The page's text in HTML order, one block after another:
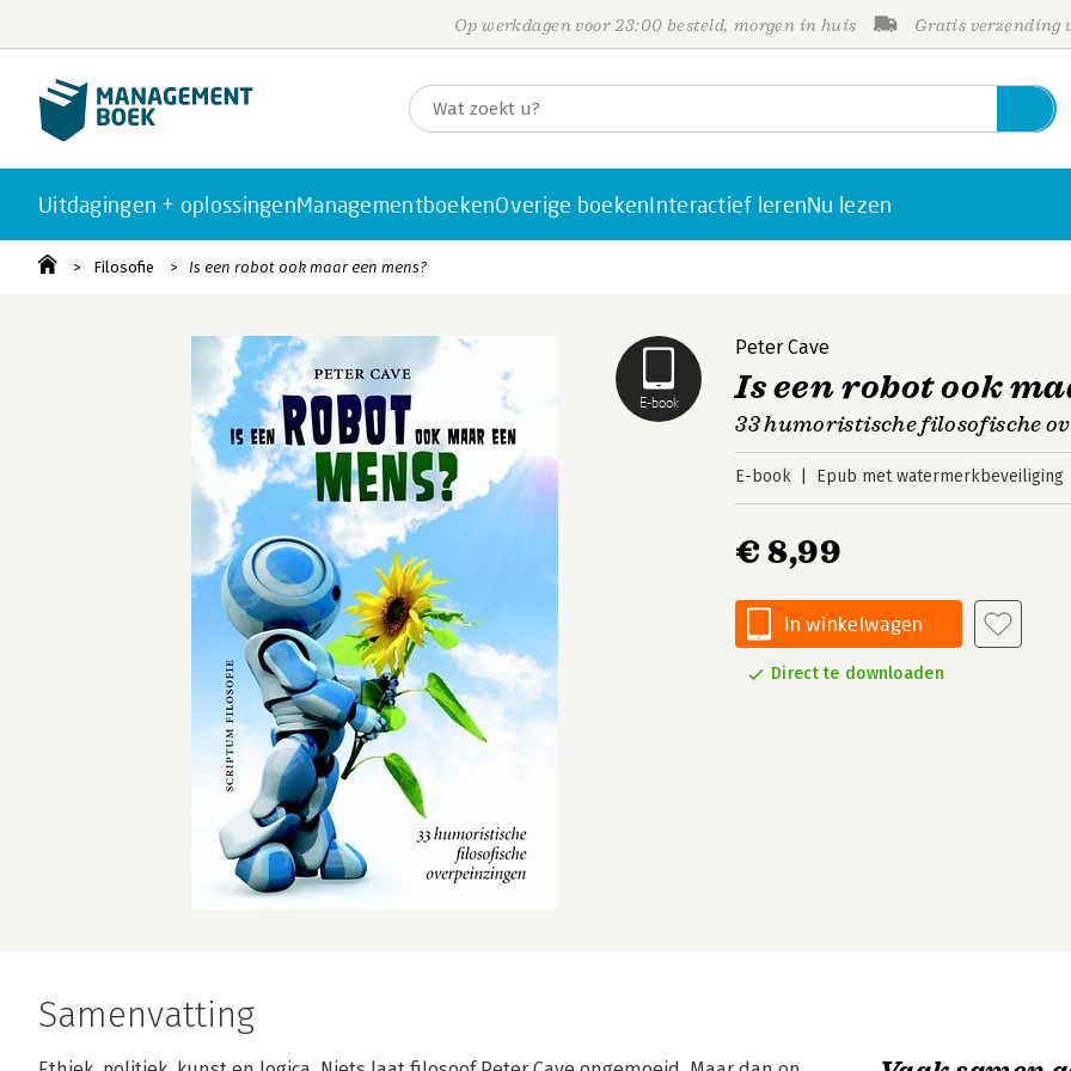
Op werkdagen voor 23:00 besteld, morgen in huis Gratis verzending
Uitdagingen + oplossingenManagementboekenOverige boekenInteractief lerenNu lezen
Filosofie Is een robot ook maar een mens?
E-book
Peter Cave
Is een robot ook
33 humoristische filosofische
E-book Epub met watermerkbeveiliging
€ 8,99
In winkelwagen
Direct te downloaden
Samenvatting